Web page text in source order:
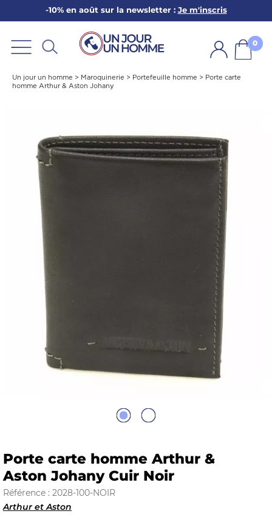
-10% en août sur la newsletter : Je m'inscris
0
LA BARBE
Un jour un homme > Maroquinerie > Portefeuille homme > Porte carte
homme Arthur & Aston Johany
Porte carte homme Arthur &
Aston Johany Cuir Noir
Référence : 2028-100-NOIR
Arthur et Aston